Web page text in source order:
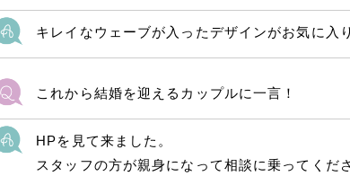
キレイなウェーブが入ったデザインがお気に入
これから結婚を迎えるカップルに一言！
HPを見て来ました。
スタッフの方が親身になって相談に乗ってくだ